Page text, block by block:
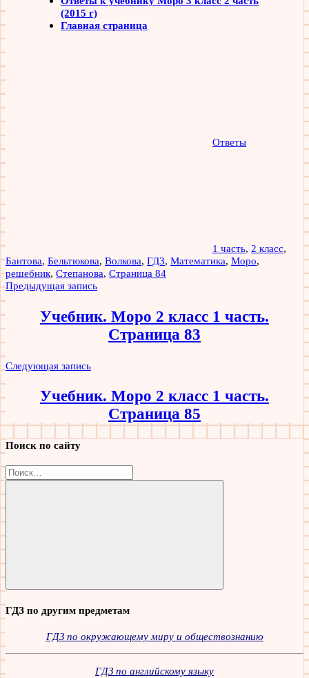
(2015 г)
Главная страница
Ответы
1 часть, 2 класс,
Бантова, Бельтюкова, Волкова, ГДЗ, Математика, Моро,
решебник, Степанова, Страница 84
Навигация
по
записям
Предыдущая запись
Учебник. Моро 2 класс 1 часть.
Страница 83
Следующая запись
Учебник. Моро 2 класс 1 часть.
Страница 85
Поиск по сайту
Найти:
Поиск
ГДЗ по другим предметам
ГДЗ по окружающему миру и обществознанию
ГДЗ по английскому языку